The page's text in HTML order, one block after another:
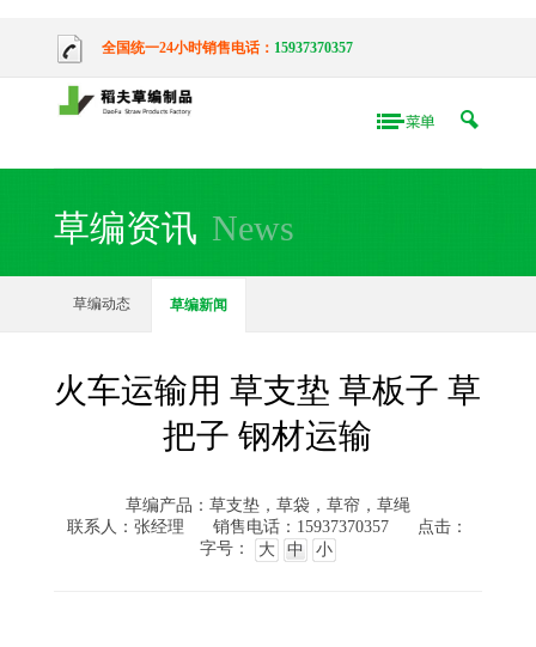
全国统一24小时销售电话： 15937370357
草编资讯 News
草编动态 草编新闻
火车运输用 草支垫 草板子 草
把子 钢材运输
草编产品：草支垫，草袋，草帘，草绳
联系人：张经理
销售电话：15937370357
点击：
字号：
大 中 小